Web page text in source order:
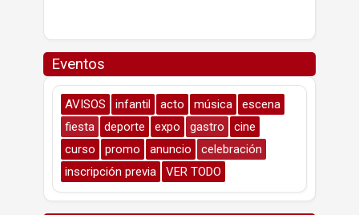
Eventos
AVISOS infantil acto música
escena
fiesta
deporte expo gastro
cine
curso
promo anuncio
celebración
inscripción previa
VER TODO